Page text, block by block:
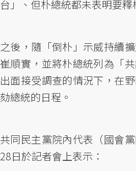
台」、但朴總統都未表明要釋
之後，隨「倒朴」示威持續
崔順實，並將朴總統列為「
出面接受調查的情況下，在
劾總統的日程。
共同民主黨院內代表（國會
28日於記者會上表示：